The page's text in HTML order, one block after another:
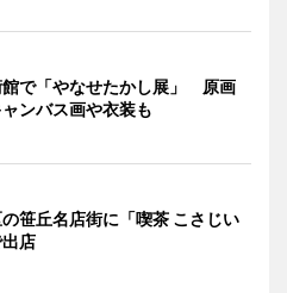
館で「やなせたかし展」 原画
ンバス画や衣装も
笹丘名店街に「喫茶 こさじい
店